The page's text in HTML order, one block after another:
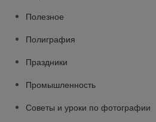
Полезное
Полиграфия
Праздники
Промышленность
Советы и уроки по фотографии